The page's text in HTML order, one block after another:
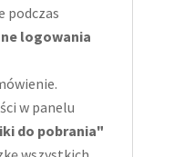
podczas
logowania
w panelu
do pobrania"